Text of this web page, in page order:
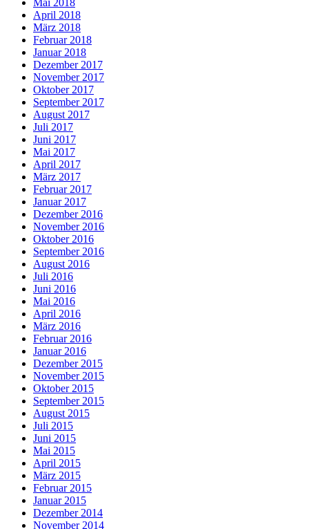
April 2018
März 2018
Februar 2018
Januar 2018
Dezember 2017
November 2017
Oktober 2017
September 2017
August 2017
Juli 2017
Juni 2017
Mai 2017
April 2017
März 2017
Februar 2017
Januar 2017
Dezember 2016
November 2016
Oktober 2016
September 2016
August 2016
Juli 2016
Juni 2016
Mai 2016
April 2016
März 2016
Februar 2016
Januar 2016
Dezember 2015
November 2015
Oktober 2015
September 2015
August 2015
Juli 2015
Juni 2015
Mai 2015
April 2015
März 2015
Februar 2015
Januar 2015
Dezember 2014
November 2014